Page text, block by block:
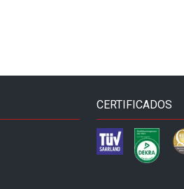
CERTIFICADOS